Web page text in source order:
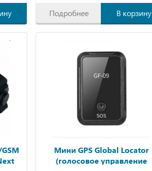
Подробнее В корзину
Мини GPS Global Locator
(голосовое управление